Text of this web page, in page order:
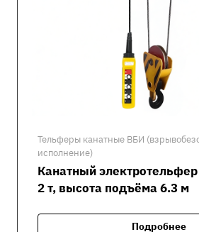
Тельферы канатные ВБИ
исполнение)
Канатный
2 т, высота подъёма 6.3 м
Подробнее